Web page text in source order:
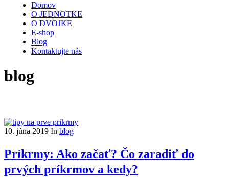
Domov
O JEDNOTKE
O DVOJKE
E-shop
Blog
Kontaktujte nás
blog
10. júna 2019 In blog
Príkrmy: Ako začať? Čo zaradiť do
prvých príkrmov a kedy?